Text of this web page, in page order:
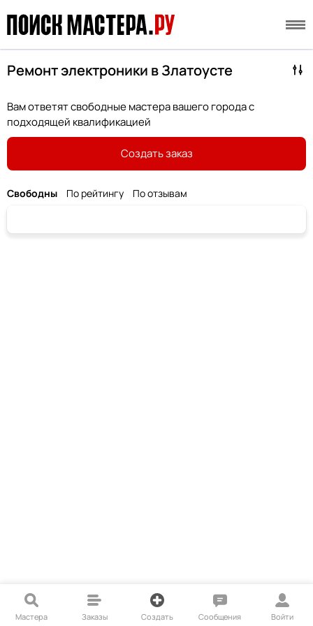
Ремонт электроники в Златоусте
Вам ответят свободные мастера вашего города с
подходящей квалификацией
Создать заказ
Свободны По рейтингу По отзывам
Мастера Заказы Создать Сообщения Войти